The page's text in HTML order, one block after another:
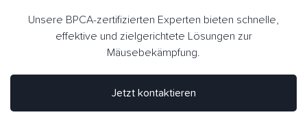
Jetzt kontaktieren
Unsere BPCA-zertifizierten Experten bieten schnelle,
effektive und zielgerichtete Lösungen zur
Mäusebekämpfung.